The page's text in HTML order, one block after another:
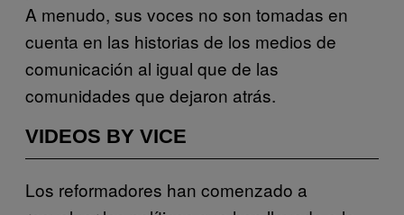
A menudo, sus voces no son tomadas en
cuenta en las historias de los medios de
comunicación al igual que de las
comunidades que dejaron atrás.
VIDEOS BY VICE
Los reformadores han comenzado a